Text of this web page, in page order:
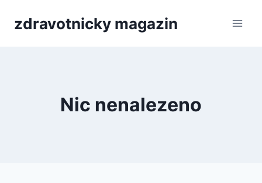
zdravotnicky magazin
Nic nenalezeno